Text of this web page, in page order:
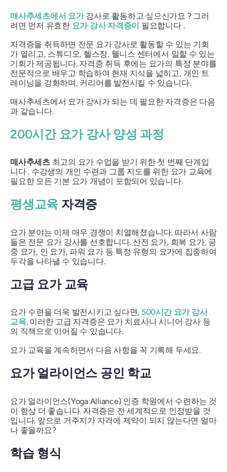
매사추세츠에서 요가강사로 활동하고 싶으신가요 ? 그러
려면 먼저 유효한 요가 강사 자격증이 필요합니다 .
자격증을 취득하면 전문 요가 강사로 활동할 수 있는 기회
가 열리고, 스튜디오, 헬스장, 웰니스 센터에서 일할 수 있는
기회가 제공됩니다. 자격증 취득 후에는 요가의 특정 분야를
전문적으로 배우고 학습하여 현재 지식을 넓히고, 개인 트
레이닝을 강화하며, 커리어를 발전시킬 수 있습니다.
매사추세츠에서 요가 강사가 되는 데 필요한 자격증은 다음
과 같습니다.
200시간 요가 강사 양성 과정
매사추세츠최고의 요가 수업을 받기 위한 첫 번째 단계입
니다 . 수강생의 개인 수련과 그룹 지도를 위한 요가 교육에
필요한 모든 기본 요가 개념이 포함되어 있습니다.
평생교육 자격증
요가 분야는 이제 매우 경쟁이 치열해졌습니다. 따라서 사람
들은 전문 요가 강사를 선호합니다. 산전 요가, 회복 요가, 공
중 요가, 인 요가, 파워 요가 등 특정 유형의 요가에 집중하여
두각을 나타낼 수 있습니다.
고급 요가 교육
요가 수련을 더욱 발전시키고 싶다면, 500시간 요가 강사
교육. 이러한 고급 자격증은 요가 치료사나 시니어 강사 등
의 직책으로 이어질 수 있습니다.
요가 교육을 계속하면서 다음 사항을 꼭 기록해 두세요.
요가 얼라이언스 공인 학교
요가 얼라이언스(Yoga Alliance) 인증 학원에서 수련하는 것
이 항상 더 좋습니다. 자격증은 전 세계적으로 인정받을 것
입니다. 앞으로 거주지가 자격에 제약이 되지 않는다면 얼마
나 좋을까요?
학습 형식